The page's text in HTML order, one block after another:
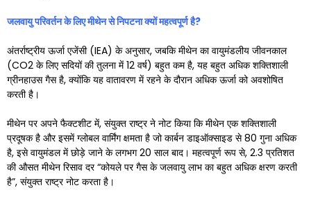
जलवायु परिवर्तन के लिए मीथेन से निपटना क्यों महत्वपूर्ण है?
अंतर्राष्ट्रीय ऊर्जा एजेंसी (IEA) के अनुसार, जबकि मीथेन का वायुमंडलीय जीवनकाल
(CO2 के लिए सदियों की तुलना में 12 वर्ष) बहुत कम है, यह बहुत अधिक शक्तिशाली
ग्रीनहाउस गैस है, क्योंकि यह वातावरण में रहने के दौरान अधिक ऊर्जा को अवशोषित
करती है।
मीथेन पर अपने फैक्टशीट में, संयुक्त राष्ट्र ने नोट किया कि मीथेन एक शक्तिशाली
प्रदूषक है और इसमें ग्लोबल वार्मिंग क्षमता है जो कार्बन डाइऑक्साइड से 80 गुना अधिक
है, इसे वायुमंडल में छोड़े जाने के लगभग 20 साल बाद। महत्वपूर्ण रूप से, 2.3 प्रतिशत
की औसत मीथेन रिसाव दर “कोयले पर गैस के जलवायु लाभ का बहुत अधिक क्षरण करती
है”, संयुक्त राष्ट्र नोट करता है।